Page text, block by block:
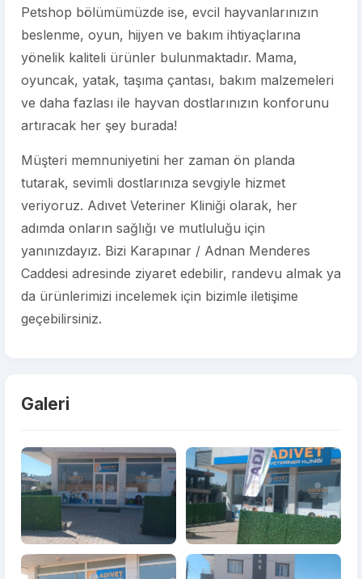
Petshop bölümümüzde ise, evcil hayvanlarınızın
beslenme, oyun, hijyen ve bakım ihtiyaçlarına
yönelik kaliteli ürünler bulunmaktadır. Mama,
oyuncak, yatak, taşıma çantası, bakım malzemeleri
ve daha fazlası ile hayvan dostlarınızın konforunu
artıracak her şey burada!
Müşteri memnuniyetini her zaman ön planda
tutarak, sevimli dostlarınıza sevgiyle hizmet
veriyoruz. Adıvet Veteriner Kliniği olarak, her
adımda onların sağlığı ve mutluluğu için
yanınızdayız. Bizi Karapınar / Adnan Menderes
Caddesi adresinde ziyaret edebilir, randevu almak ya
da ürünlerimizi incelemek için bizimle iletişime
geçebilirsiniz.
Galeri